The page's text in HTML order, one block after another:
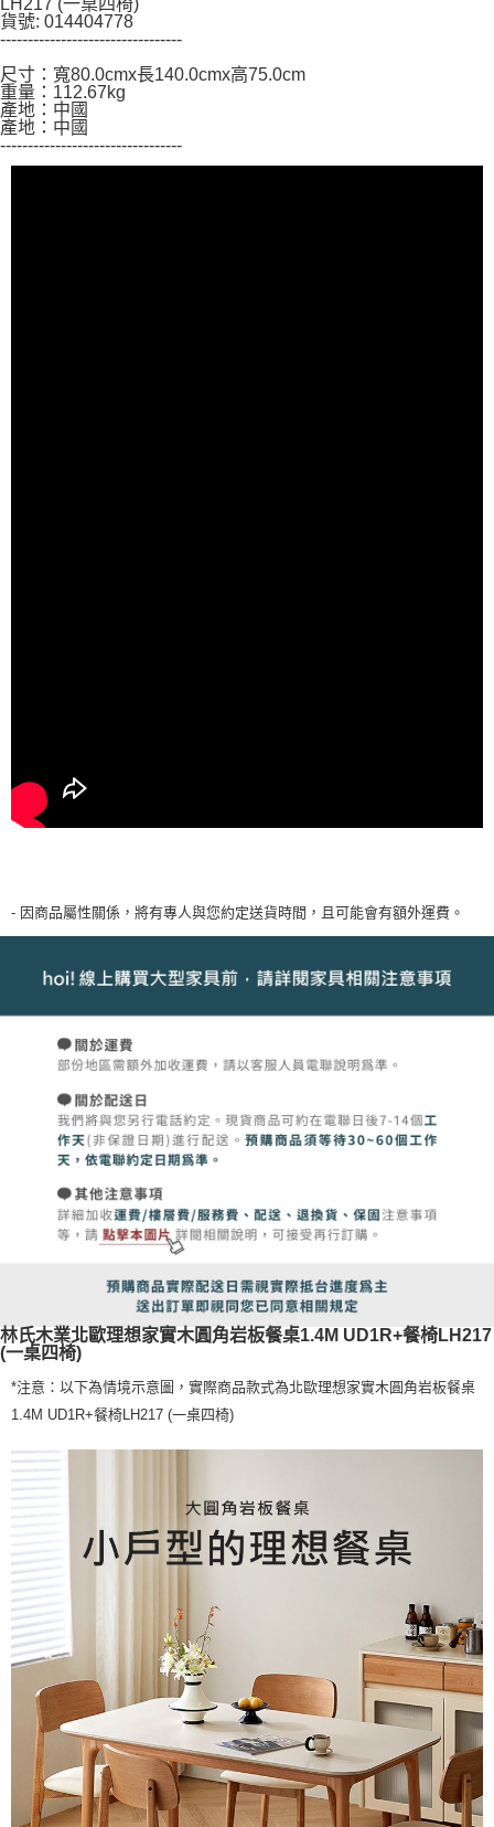
貨號: 014404778
---------------------------------
尺寸：寬80.0cmx長140.0cmx高75.0cm
重量：112.67kg
產地：中國
產地：中國
---------------------------------
- 因商品屬性關係，將有專人與您約定送貨時間，且可能會有額外運費。
林氏木業北歐理想家實木圓角岩板餐桌1.4M UD1R+餐椅LH217
(一桌四椅)
*注意：以下為情境示意圖，實際商品款式為北歐理想家實木圓角岩板餐桌
1.4M UD1R+餐椅LH217 (一桌四椅)